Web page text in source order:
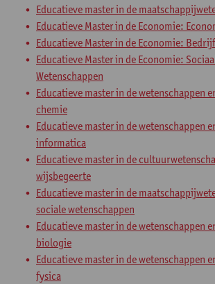
Educatieve master in de
Educatieve Master in de Economie:
Educatieve Master in de Economie:
Educatieve Master in de Economie:
Wetenschappen
Educatieve master in de wetenschappen
chemie
Educatieve master in de wetenschappen
informatica
Educatieve master in de
wijsbegeerte
Educatieve master in de
sociale wetenschappen
Educatieve master in de wetenschappen
biologie
Educatieve master in de wetenschappen
fysica